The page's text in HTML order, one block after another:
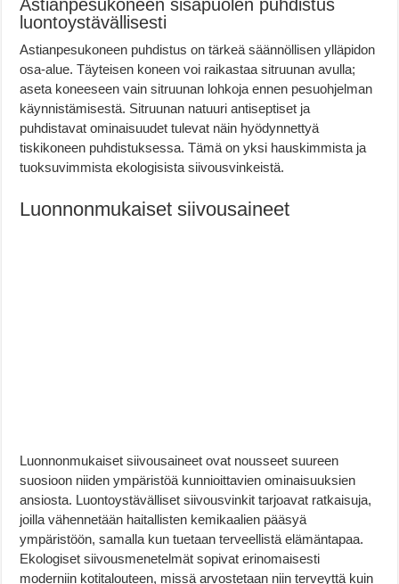
Astianpesukoneen sisäpuolen puhdistus
luontoystävällisesti
Astianpesukoneen puhdistus on tärkeä säännöllisen ylläpidon
osa-alue. Täyteisen koneen voi raikastaa sitruunan avulla;
aseta koneeseen vain sitruunan lohkoja ennen pesuohjelman
käynnistämisestä. Sitruunan natuuri antiseptiset ja
puhdistavat ominaisuudet tulevat näin hyödynnettyä
tiskikoneen puhdistuksessa. Tämä on yksi hauskimmista ja
tuoksuvimmista ekologisista siivousvinkeistä.
Luonnonmukaiset siivousaineet
Luonnonmukaiset siivousaineet ovat nousseet suureen
suosioon niiden ympäristöä kunnioittavien ominaisuuksien
ansiosta. Luontoystävälliset siivousvinkit tarjoavat ratkaisuja,
joilla vähennetään haitallisten kemikaalien pääsyä
ympäristöön, samalla kun tuetaan terveellistä elämäntapaa.
Ekologiset siivousmenetelmät sopivat erinomaisesti
moderniin kotitalouteen, missä arvostetaan niin terveyttä kuin